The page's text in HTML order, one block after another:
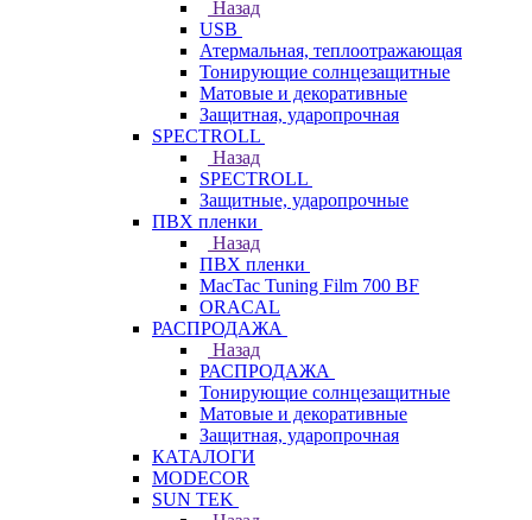
Назад
USB
Атермальная, теплоотражающая
Тонирующие солнцезащитные
Матовые и декоративные
Защитная, ударопрочная
SPECTROLL
Назад
SPECTROLL
Защитные, ударопрочные
ПВХ пленки
Назад
ПВХ пленки
MacTac Tuning Film 700 BF
ORACAL
РАСПРОДАЖА
Назад
РАСПРОДАЖА
Тонирующие солнцезащитные
Матовые и декоративные
Защитная, ударопрочная
КАТАЛОГИ
MODECOR
SUN TEK